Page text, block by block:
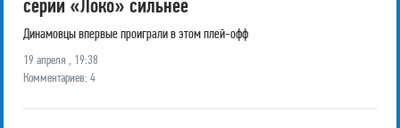
серии «Локо» сильнее
Динамовцы впервые проиграли в этом плей-офф
19 апреля , 19:38
Комментариев: 4